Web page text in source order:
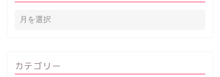
カテゴリー